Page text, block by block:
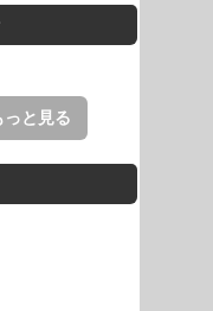
へ導くパズルゲ
と見る